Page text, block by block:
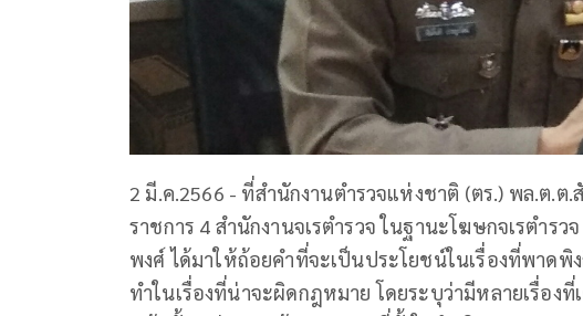
2 มี.ค.2566 - ที่สำนักงานตำรวจแห่งชาติ (ตร.) พล.ต.
ราชการ 4 สำนักงานจเรตำรวจ ในฐานะโฆษกจเรตำร
พงศ์ ได้มาให้ถ้อยคำที่จะเป็นประโยชน์ในเรื่องที่พาดพิ
ทำในเรื่องที่น่าจะผิดกฎหมาย โดยระบุว่ามีหลายเรื่อง